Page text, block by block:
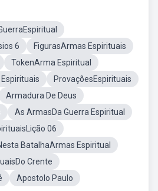
6
FigurasArmas Espirituais
TokenArma Espiritual
ProvaçõesEspirituais
Armadura De Deus
As ArmasDa Guerra Espiritual
06
BatalhaArmas Espiritual
Crente
Apostolo Paulo